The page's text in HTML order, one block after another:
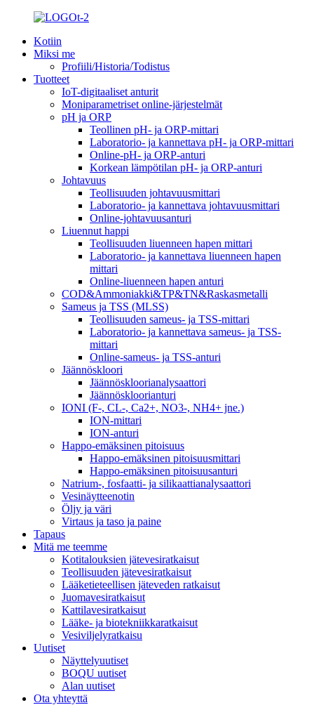
Kotiin
Miksi me
Profiili/Historia/Todistus
Tuotteet
IoT-digitaaliset anturit
Moniparametriset online-järjestelmät
pH ja ORP
Teollinen pH- ja ORP-mittari
Laboratorio- ja kannettava pH- ja ORP-mittari
Online-pH- ja ORP-anturi
Korkean lämpötilan pH- ja ORP-anturi
Johtavuus
Teollisuuden johtavuusmittari
Laboratorio- ja kannettava johtavuusmittari
Online-johtavuusanturi
Liuennut happi
Teollisuuden liuenneen hapen mittari
Laboratorio- ja kannettava liuenneen hapen
mittari
Online-liuenneen hapen anturi
COD&Ammoniakki&TP&TN&Raskasmetalli
Sameus ja TSS (MLSS)
Teollisuuden sameus- ja TSS-mittari
Laboratorio- ja kannettava sameus- ja TSS-
mittari
Online-sameus- ja TSS-anturi
Jäännöskloori
Jäännöskloorianalysaattori
Jäännöskloorianturi
IONI (F-, CL-, Ca2+, NO3-, NH4+ jne.)
ION-mittari
ION-anturi
Happo-emäksinen pitoisuus
Happo-emäksinen pitoisuusmittari
Happo-emäksinen pitoisuusanturi
Natrium-, fosfaatti- ja silikaattianalysaattori
Vesinäytteenotin
Öljy ja väri
Virtaus ja taso ja paine
Tapaus
Mitä me teemme
Kotitalouksien jätevesiratkaisut
Teollisuuden jätevesiratkaisut
Lääketieteellisen jäteveden ratkaisut
Juomavesiratkaisut
Kattilavesiratkaisut
Lääke- ja biotekniikkaratkaisut
Vesiviljelyratkaisu
Uutiset
Näyttelyuutiset
BOQU uutiset
Alan uutiset
Ota yhteyttä